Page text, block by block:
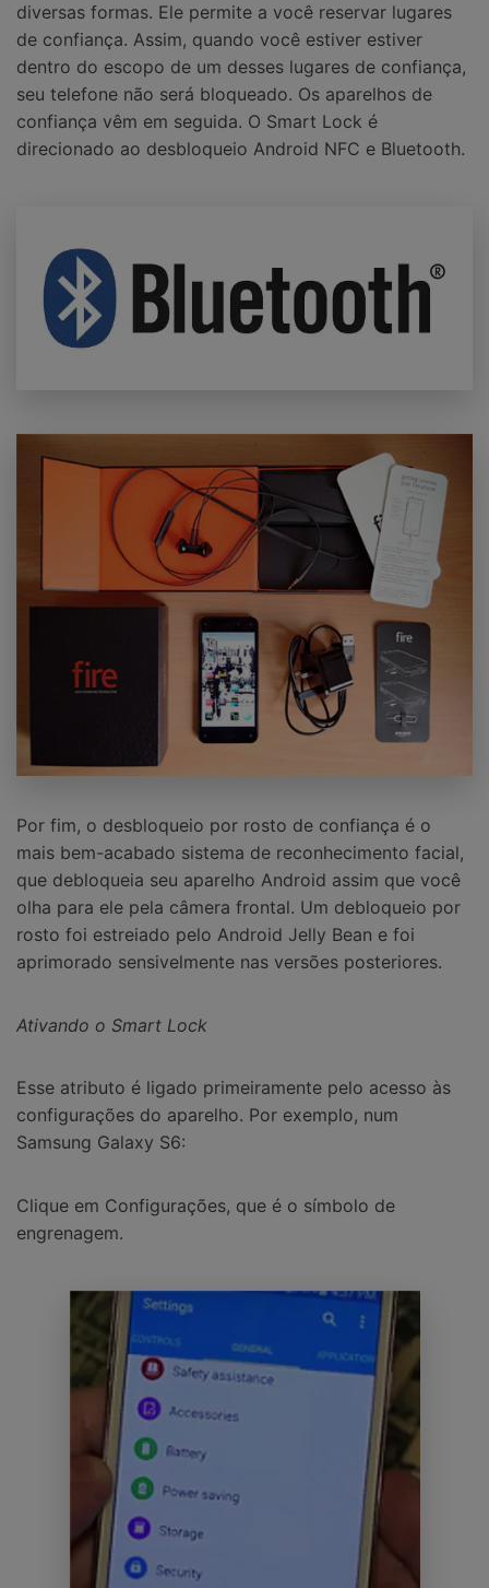
diversas formas. Ele permite a você reservar lugares
de confiança. Assim, quando você estiver estiver
dentro do escopo de um desses lugares de confiança,
seu telefone não será bloqueado. Os aparelhos de
confiança vêm em seguida. O Smart Lock é
direcionado ao desbloqueio Android NFC e Bluetooth.
Por fim, o desbloqueio por rosto de confiança é o
mais bem-acabado sistema de reconhecimento facial,
que debloqueia seu aparelho Android assim que você
olha para ele pela câmera frontal. Um debloqueio por
rosto foi estreiado pelo Android Jelly Bean e foi
aprimorado sensivelmente nas versões posteriores.
Ativando o Smart Lock
Esse atributo é ligado primeiramente pelo acesso às
configurações do aparelho. Por exemplo, num
Samsung Galaxy S6:
Clique em Configurações, que é o símbolo de
engrenagem.